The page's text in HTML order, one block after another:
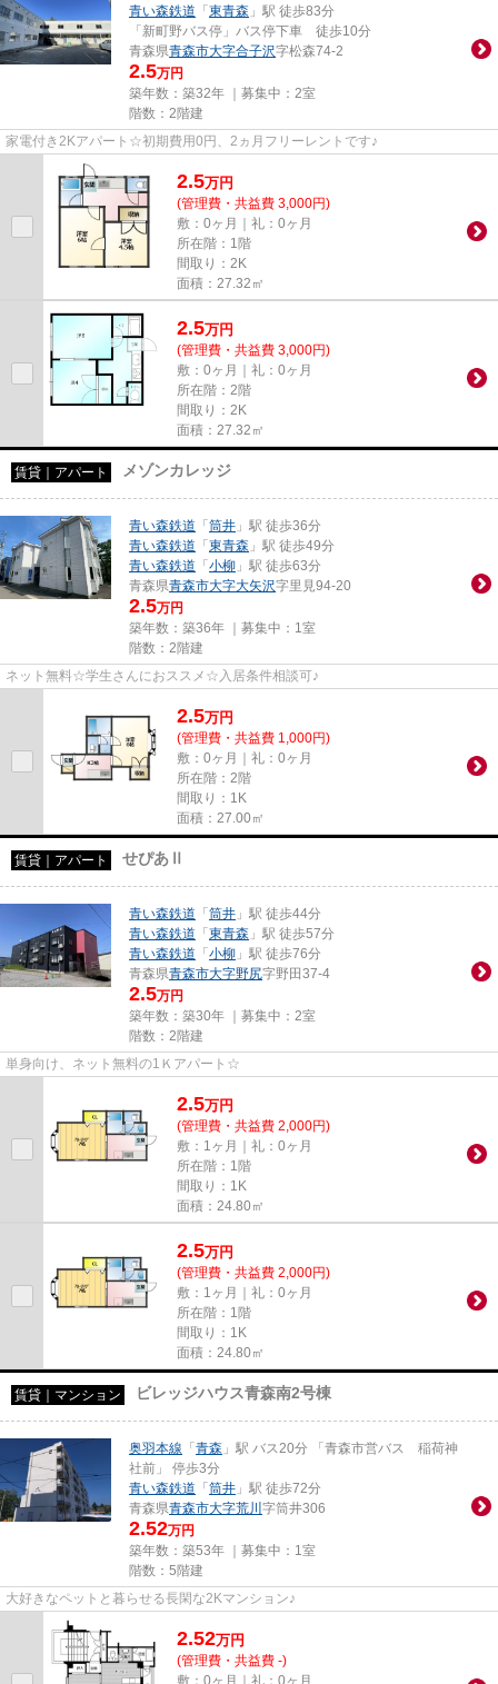
青い森鉄道 「 東青森 」駅 徒歩83分
「新町野バス停」バス停下車 徒歩10分
青森県青森市大字合子沢字松森74-2
2.5万円
築年数：築32年 ｜募集中： 2室
階数：2階建
家電付き2Kアパート☆初期費用0円、2ヵ月フリーレントです♪
2.5万円
(管理費・共益費 3,000円)
敷：0ヶ月｜礼：0ヶ月
所在階：1階
間取り：2K
面積：27.32㎡
2.5万円
(管理費・共益費 3,000円)
敷：0ヶ月｜礼：0ヶ月
所在階：2階
間取り：2K
面積：27.32㎡
賃貸｜アパート メゾンカレッジ
青い森鉄道 「 筒井 」駅 徒歩36分
青い森鉄道 「 東青森 」駅 徒歩49分
青い森鉄道 「 小柳 」駅 徒歩63分
青森県青森市大字大矢沢字里見94-20
2.5万円
築年数：築36年 ｜募集中： 1室
階数：2階建
ネット無料☆学生さんにおススメ☆入居条件相談可♪
2.5万円
(管理費・共益費 1,000円)
敷：0ヶ月｜礼：0ヶ月
所在階：2階
間取り：1K
面積：27.00㎡
賃貸｜アパート せぴあⅡ
青い森鉄道 「 筒井 」駅 徒歩44分
青い森鉄道 「 東青森 」駅 徒歩57分
青い森鉄道 「 小柳 」駅 徒歩76分
青森県青森市大字野尻字野田37-4
2.5万円
築年数：築30年 ｜募集中： 2室
階数：2階建
単身向け、ネット無料の1Ｋアパート☆
2.5万円
(管理費・共益費 2,000円)
敷：1ヶ月｜礼：0ヶ月
所在階：1階
間取り：1K
面積：24.80㎡
2.5万円
(管理費・共益費 2,000円)
敷：1ヶ月｜礼：0ヶ月
所在階：1階
間取り：1K
面積：24.80㎡
賃貸｜マンション ビレッジハウス青森南2号棟
奥羽本線 「 青森 」駅 バス20分 「青森市営バス 稲荷神
社前」 停歩3分
青い森鉄道 「 筒井 」駅 徒歩72分
青森県青森市大字荒川 字筒井306
2.52万円
築年数：築53年 ｜募集中： 1室
階数：5階建
大好きなペットと暮らせる長閑な2Kマンション♪
2.52万円
(管理費・共益費 -)
敷：0ヶ月｜礼：0ヶ月